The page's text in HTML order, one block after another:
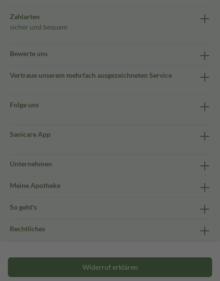
Zahlarten
sicher und bequem
Bewerte uns
Vertraue unserem mehrfach ausgezeichneten Service
Folge uns
Sanicare App
Unternehmen
Meine Apotheke
So geht's
Rechtliches
Widerruf erklären